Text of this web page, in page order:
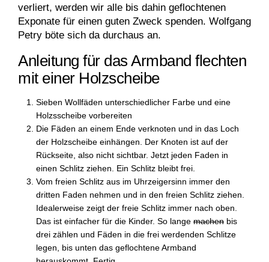
verliert, werden wir alle bis dahin geflochtenen
Exponate für einen guten Zweck spenden. Wolfgang
Petry böte sich da durchaus an.
Anleitung für das Armband flechten
mit einer Holzscheibe
Sieben Wollfäden unterschiedlicher Farbe und eine
Holzsscheibe vorbereiten
Die Fäden an einem Ende verknoten und in das Loch
der Holzscheibe einhängen. Der Knoten ist auf der
Rückseite, also nicht sichtbar. Jetzt jeden Faden in
einen Schlitz ziehen. Ein Schlitz bleibt frei.
Vom freien Schlitz aus im Uhrzeigersinn immer den
dritten Faden nehmen und in den freien Schlitz ziehen.
Idealerweise zeigt der freie Schlitz immer nach oben.
Das ist einfacher für die Kinder. So lange machen bis
drei zählen und Fäden in die frei werdenden Schlitze
legen, bis unten das geflochtene Armband